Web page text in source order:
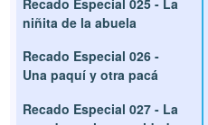
niñita de la abuela
Recado Especial 026 -
Una paquí y otra pacá
Recado Especial 027 - La